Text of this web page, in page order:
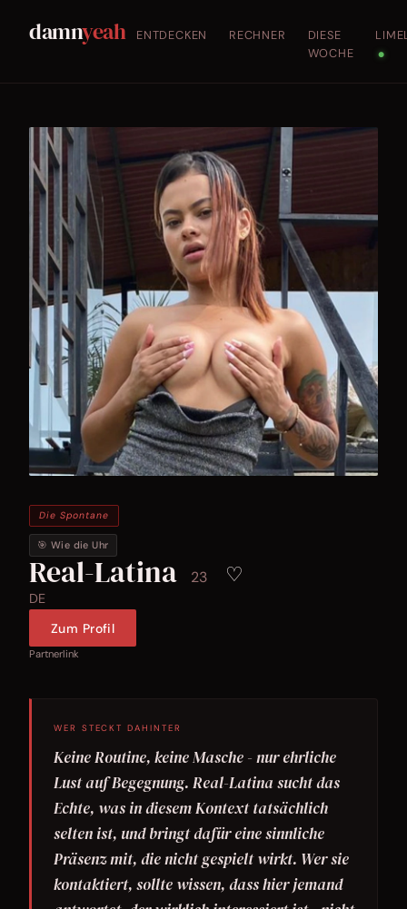
damnyeah ENTDECKEN RECHNER
DIESE
WOCHE
●
Die Spontane
🎯 Wie die Uhr
Real-Latina 23 ♡
DE
Zum Profil
Partnerlink
WER STECKT DAHINTER
Keine Routine, keine Masche - nur ehrliche
Lust auf Begegnung. Real-Latina sucht das
Echte, was in diesem Kontext tatsächlich
selten ist, und bringt dafür eine sinnliche
Präsenz mit, die nicht gespielt wirkt. Wer sie
kontaktiert, sollte wissen, dass hier jemand